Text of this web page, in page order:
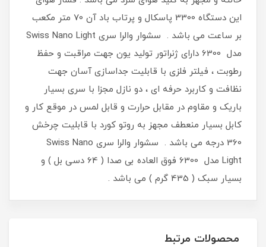
این دستگاه 3300 پاسکال و پرتاب باد آن 70 متر مکعب
بر ساعت می باشد . سشوار والرا سری Swiss Nano Light
مدل 6300 دارای ژنراتور تولید یون جهت مراقبت و حفظ
رطوبت ، فیلتر فلزی با قابلیت جداسازی آسان جهت
نظافت و کاربرد حرفه ای ، دو نازل مجزا با سری بسیار
باریک و مقاوم در مقابل حرارت و قابل لمس در موقع کار و
کابل بسیار منعطف مجهز به روتو کورد با قابلیت چرخش
360 درجه می باشد . سشوار والرا سری Swiss Nano
Light مدل 6300 فوق العاده بی صدا ( 64 دسی بل ) و
بسیار سبک ( 435 گرم ) می باشد .
محصولات مرتبط